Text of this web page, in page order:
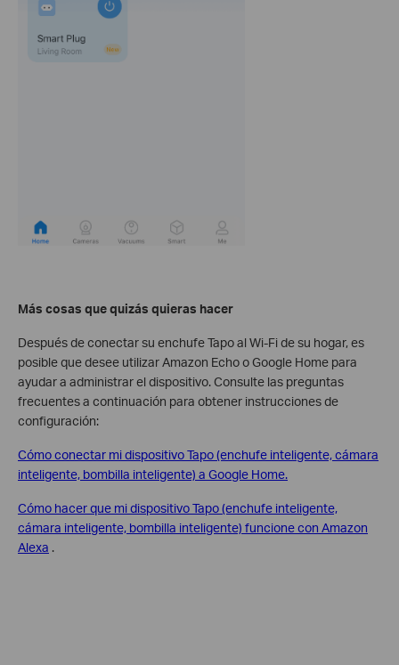
Más cosas que quizás quieras hacer
Después de conectar su enchufe Tapo al Wi-Fi de su hogar, es
posible que desee utilizar Amazon Echo o Google Home para
ayudar a administrar el dispositivo. Consulte las preguntas
frecuentes a continuación para obtener instrucciones de
configuración:
Cómo conectar mi dispositivo Tapo (enchufe inteligente, cámara
inteligente, bombilla inteligente) a Google Home.
Cómo hacer que mi dispositivo Tapo (enchufe inteligente,
cámara inteligente, bombilla inteligente) funcione con Amazon
Alexa .